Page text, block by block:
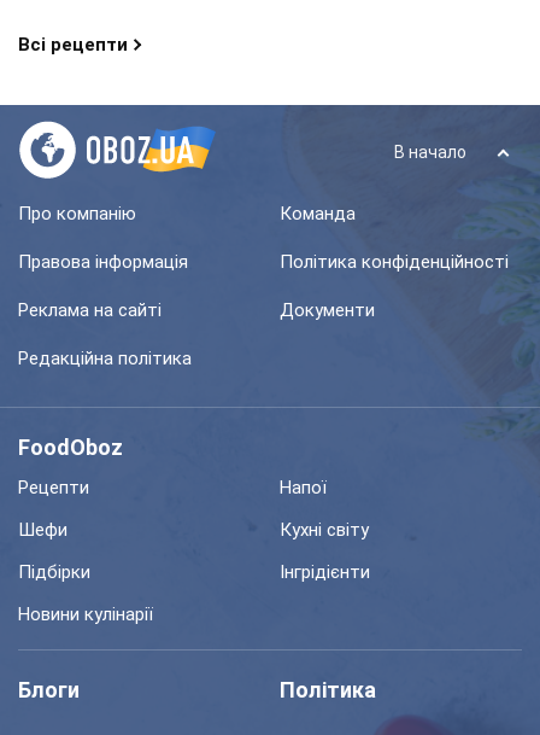
Всі рецепти
В начало
Про компанію Команда
Правова інформація Політика конфіденційності
Реклама на сайті Документи
Редакційна політика
FoodOboz
Рецепти
Напої
Шефи
Кухні світу
Підбірки
Інгрідієнти
Новини кулінарії
Блоги Політика